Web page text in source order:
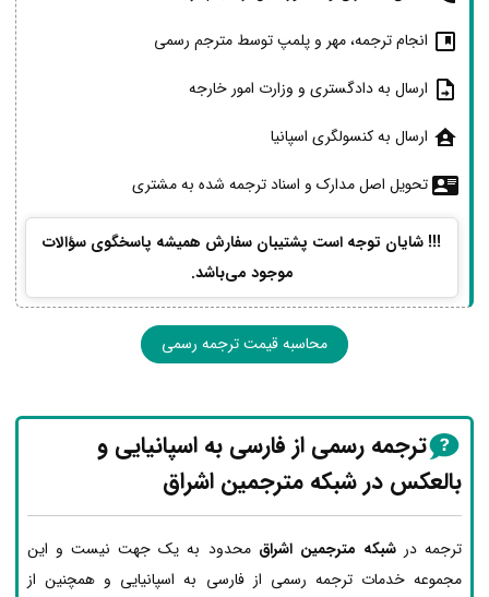
انجام ترجمه، مهر و پلمپ توسط مترجم رسمی
ارسال به دادگستری و وزارت امور خارجه
ارسال به کنسولگری اسپانیا
تحویل اصل مدارک و اسناد ترجمه شده به مشتری
!!! شایان توجه است پشتیبان سفارش همیشه پاسخگوی سؤالات
موجود می‌باشد.
محاسبه قیمت ترجمه رسمی
ترجمه رسمی از فارسی به اسپانیایی و
بالعکس در شبکه مترجمین اشراق
ترجمه درشبکه مترجمین اشراق محدود به یک جهت نیست و این
مجموعه خدمات ترجمه رسمی از فارسی به اسپانیایی و همچنین از